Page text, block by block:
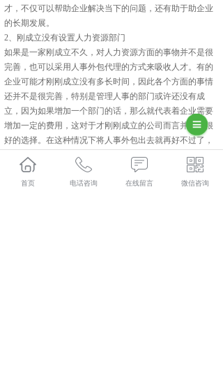
才，不仅可以帮助企业解决当下的问题，还有助于助企业
的长期发展。
2、刚成立没有设置人力资源部门
如果是一家刚成立不久，对人力资源方面的事物并不是很
完善，也可以采用人事外包代理的方式来吸收人才。有的
企业可能才刚刚成立没有多长时间，因此各个方面的事情
还并不是很完善，特别是管理人事的部门或许还没有成
立，因为如果增加一个部门的话，那么就代表着企业需要
增加一定的费用，这对于才刚刚成立的公司而言并不是很
好的选择。在这种情况下将人事外包出去就再好不过了，
和咸阳人力资源外包公司合作，将招聘的事情交给代理公
司去完成。一方面人事外包公司因为在这方面非常专业，
可以帮助公司找到非常合适的人选，另外企业也可以一门
首页 电话咨询 在线留言 微信咨询